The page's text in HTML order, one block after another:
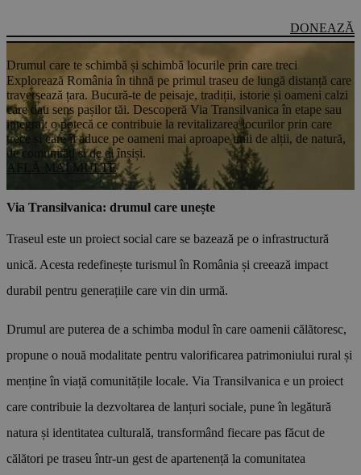
DONEAZĂ
Drumul care te schimbă și schimbă locurile prin care treci
Explorează România în tihnă pe primul traseu de lungă distanță care
traversează țara. Bucură-te de peisaje, tradiții, istorie și oameni calzi
care dau sens pașilor tăi. Descoperă Via Transilvanica în etape sau
integral: o potecă ce contribuie la revitalizarea locurilor prin care
trece și care îi aduce pe oameni mai aproape unii de alții, de natură,
de comunități și de ei înșiși.
AFLĂ MAI MULTE
Via Transilvanica: drumul care unește
Traseul este un proiect social care se bazează pe o infrastructură
unică. Acesta redefinește turismul în România și creează impact
durabil pentru generațiile care vin din urmă.
Drumul are puterea de a schimba modul în care oamenii călătoresc,
propune o nouă modalitate pentru valorificarea patrimoniului rural și
menține în viață comunitățile locale. Via Transilvanica e un proiect
care contribuie la dezvoltarea de lanțuri sociale, pune în legătură
natura și identitatea culturală, transformând fiecare pas făcut de
călători pe traseu într-un gest de apartenență la comunitatea